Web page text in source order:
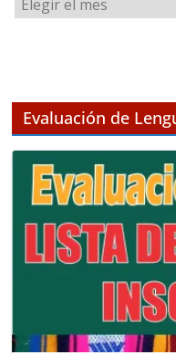
r
o
Evaluación de